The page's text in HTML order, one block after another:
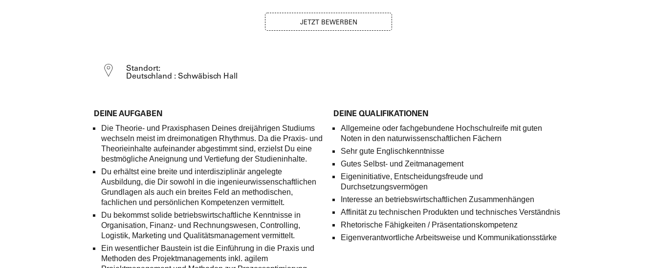
JETZT BEWERBEN
Standort:
Deutschland : Schwäbisch Hall
DEINE AUFGABEN
Die Theorie- und Praxisphasen Deines dreijährigen Studiums
wechseln meist im dreimonatigen Rhythmus. Da die Praxis- und
Theorieinhalte aufeinander abgestimmt sind, erzielst Du eine
bestmögliche Aneignung und Vertiefung der Studieninhalte.
Du erhältst eine breite und interdisziplinär angelegte
Ausbildung, die Dir sowohl in die ingenieurwissenschaftlichen
Grundlagen als auch ein breites Feld an methodischen,
fachlichen und persönlichen Kompetenzen vermittelt.
Du bekommst solide betriebswirtschaftliche Kenntnisse in
Organisation, Finanz- und Rechnungswesen, Controlling,
Logistik, Marketing und Qualitätsmanagement vermittelt.
Ein wesentlicher Baustein ist die Einführung in die Praxis und
Methoden des Projektmanagements inkl. agilem
DEINE QUALIFIKATIONEN
Allgemeine oder fachgebundene Hochschulreife mit guten
Noten in den naturwissenschaftlichen Fächern
Sehr gute Englischkenntnisse
Gutes Selbst- und Zeitmanagement
Eigeninitiative, Entscheidungsfreude und
Durchsetzungsvermögen
Interesse an betriebswirtschaftlichen Zusammenhängen
Affinität zu technischen Produkten und technisches Verständnis
Rhetorische Fähigkeiten / Präsentationskompetenz
Eigenverantwortliche Arbeitsweise und Kommunikationsstärke